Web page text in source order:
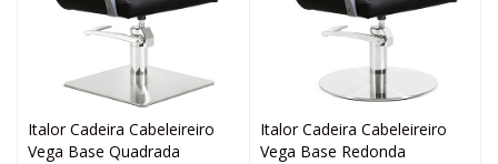
Italor Cadeira Cabeleireiro
Vega Base Quadrada
Italor Cadeira Cabeleireiro
Vega Base Redonda